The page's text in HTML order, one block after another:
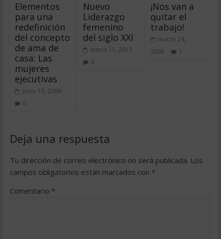
Elementos
para una
redefinición
del concepto
de ama de
casa: Las
mujeres
ejecutivas
junio 10, 2006
0
Nuevo
Liderazgo
femenino
del siglo XXI
enero 11, 2013
0
¡Nos van a
quitar el
trabajo!
marzo 24,
2008
1
Deja una respuesta
Tu dirección de correo electrónico no será publicada. Los
campos obligatorios están marcados con *
Comentario *